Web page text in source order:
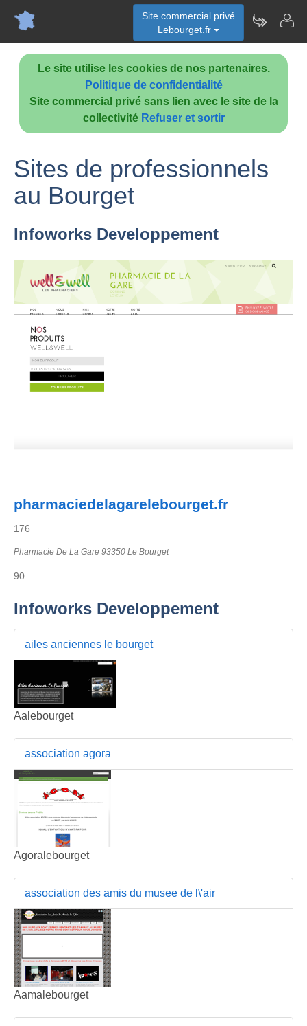
Le site utilise les cookies de nos partenaires.
Politique de confidentialité
Site commercial privé sans lien avec le site de la
collectivité Refuser et sortir
Site commercial privé
Lebourget.fr
Sites de professionnels
au Bourget
Infoworks Developpement
pharmaciedelagarelebourget.fr
176
Pharmacie De La Gare 93350 Le Bourget
90
Infoworks Developpement
ailes anciennes le bourget
Aalebourget
association agora
Agoralebourget
association des amis du musee de l\'air
Aamalebourget